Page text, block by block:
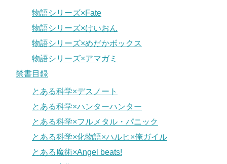
物語シリーズ×Fate
物語シリーズ×けいおん
物語シリーズ×めだかボックス
物語シリーズ×アマガミ
禁書目録
とある科学×デスノート
とある科学×ハンターハンター
とある科学×フルメタル・パニック
とある科学×化物語×ハルヒ×俺ガイル
とある魔術×Angel beats!